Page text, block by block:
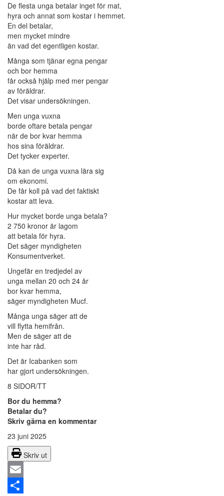
De flesta unga betalar inget för mat,
hyra och annat som kostar i hemmet.
En del betalar,
men mycket mindre
än vad det egentligen kostar.
Många som tjänar egna pengar
och bor hemma
får också hjälp med mer pengar
av föräldrar.
Det visar undersökningen.
Men unga vuxna
borde oftare betala pengar
när de bor kvar hemma
hos sina föräldrar.
Det tycker experter.
Då kan de unga vuxna lära sig
om ekonomi.
De får koll på vad det faktiskt
kostar att leva.
Hur mycket borde unga betala?
2 750 kronor är lagom
att betala för hyra.
Det säger myndigheten
Konsumentverket.
Ungefär en tredjedel av
unga mellan 20 och 24 år
bor kvar hemma,
säger myndigheten Mucf.
Många unga säger att de
vill flytta hemifrån.
Men de säger att de
inte har råd.
Det är Icabanken som
har gjort undersökningen.
8 SIDOR/TT
Bor du hemma?
Betalar du?
Skriv gärna en kommentar
23 juni 2025
Skriv ut
Email